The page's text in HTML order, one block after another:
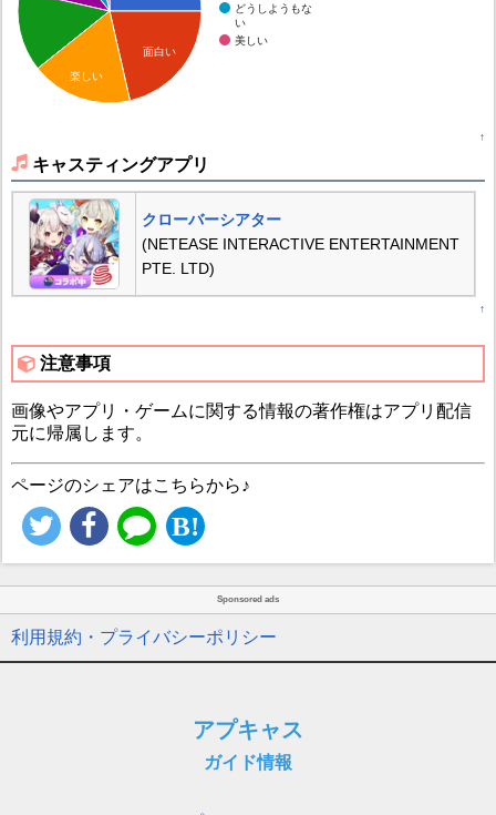
どうしようもな
い
美しい
面白い
楽しい
↑
キャスティングアプリ
クローバーシアター
(NETEASE INTERACTIVE ENTERTAINMENT
PTE. LTD)
↑
注意事項
画像やアプリ・ゲームに関する情報の著作権はアプリ配信
元に帰属します。
ページのシェアはこちらから♪
Sponsored ads
利用規約・プライバシーポリシー
アプキャス
ガイド情報